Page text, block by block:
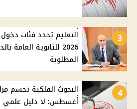
3
التعليم تحدد فئات دخول
2026 للثانوية
المطلوبة
4
أغسطس: لا دليل علمي